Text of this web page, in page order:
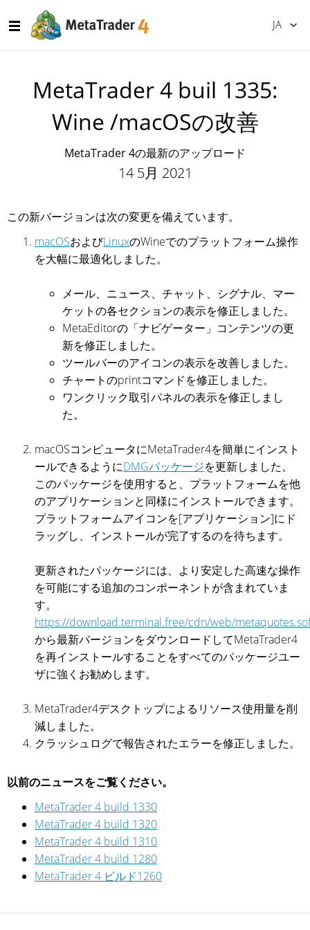
JA
MetaTrader 4 buil 1335:
Wine /macOSの改善
MetaTrader 4の最新のアップロード
14 5月 2021
この新バージョンは次の変更を備えています。
macOSおよびLinuxのWineでのプラットフォーム操作
を大幅に最適化しました。
メール、ニュース、チャット、シグナル、マー
ケットの各セクションの表示を修正しました。
MetaEditorの「ナビゲーター」コンテンツの更
新を修正しました。
ツールバーのアイコンの表示を改善しました。
チャートのprintコマンドを修正しました。
ワンクリック取引パネルの表示を修正しまし
た。
macOSコンピュータにMetaTrader4を簡単にインスト
ールできるようにDMGパッケージを更新しました。
このパッケージを使用すると、プラットフォームを他
のアプリケーションと同様にインストールできます。
プラットフォームアイコンを[アプリケーション]にド
ラッグし、インストールが完了するのを待ちます。
更新されたパッケージには、より安定した高速な操作
を可能にする追加のコンポーネントが含まれていま
す。
https://download.terminal.free/cdn/web/
から最新バージョンをダウンロードしてMetaTrader4
を再インストールすることをすべてのパッケージユー
ザに強くお勧めします。
MetaTrader4デスクトップによるリソース使用量を削
減しました。
クラッシュログで報告されたエラーを修正しました。
以前のニュースをご覧ください。
MetaTrader 4 build 1330
MetaTrader 4 build 1320
MetaTrader 4 build 1310
MetaTrader 4 build 1280
MetaTrader 4 ビルド1260